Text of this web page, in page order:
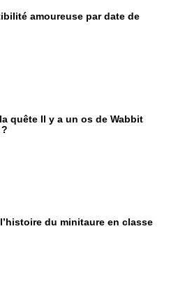
amoureuse par date de
quête Il y a un os de Wabbit
du minitaure en classe